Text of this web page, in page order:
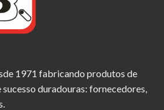
1971 fabricando produtos de
duradouras: fornecedores,